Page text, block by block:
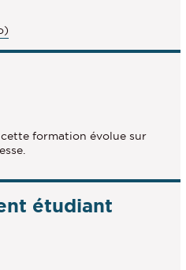
formation évolue sur
étudiant